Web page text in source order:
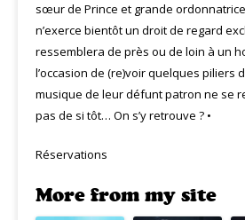
sœur de Prince et grande
n’exerce bientôt un droit de regard
ressemblera de près ou de loin à un
l’occasion de (re)voir quelques piliers
musique de leur défunt patron ne se
pas de si tôt… On s’y retrouve ? •
Réservations
More from my site